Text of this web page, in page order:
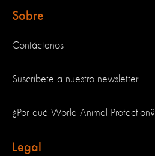
Sobre
Contáctanos
Suscríbete a nuestro newsletter
¿Por qué World Animal Protection?
Legal